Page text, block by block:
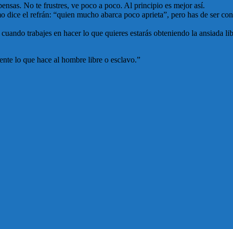
No te frustres, ve poco a poco. Al principio es mejor así.
el refrán: “quien mucho abarca poco aprieta”, pero has de ser
trabajes en hacer lo que quieres estarás obteniendo la ansiada
lo que hace al hombre libre o esclavo.”